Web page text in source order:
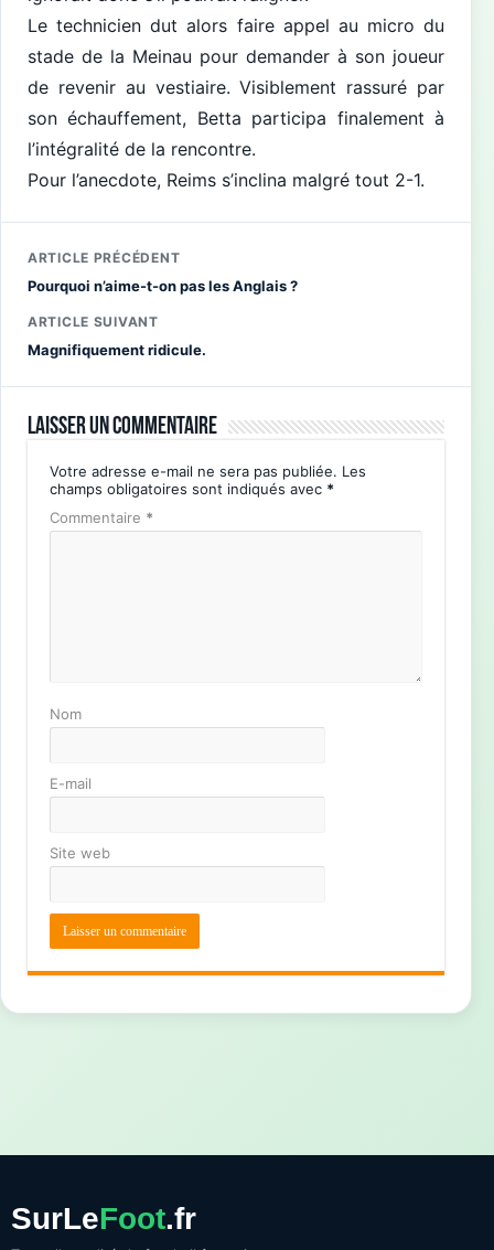
Le technicien dut alors faire appel au micro du
stade de la Meinau pour demander à son joueur
de revenir au vestiaire. Visiblement rassuré par
son échauffement, Betta participa finalement à
l’intégralité de la rencontre.
Pour l’anecdote, Reims s’inclina malgré tout 2-1.
ARTICLE PRÉCÉDENT
Pourquoi n’aime-t-on pas les Anglais ?
ARTICLE SUIVANT
Magnifiquement ridicule.
Laisser un commentaire
Votre adresse e-mail ne sera pas publiée. Les
champs obligatoires sont indiqués avec *
Commentaire *
Nom
E-mail
Site web
SurLeFoot.fr